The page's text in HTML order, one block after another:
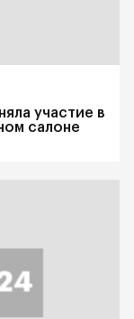
участие в
салоне